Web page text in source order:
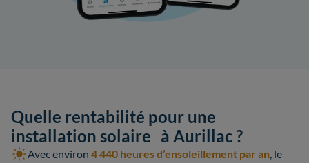
Quelle rentabilité pour une
installation solaire à Aurillac ?
Avec environ 4 440 heures d’ensoleillement par an, le